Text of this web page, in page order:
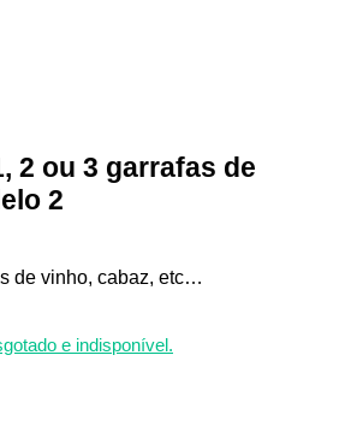
2 ou 3 garrafas de
2
de vinho, cabaz, etc…
e indisponível.